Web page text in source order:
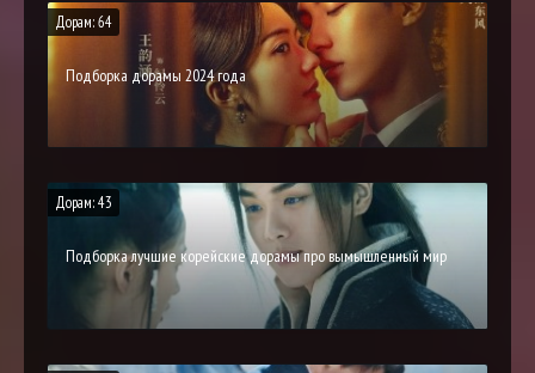
Дорам: 64
Подборка дорамы 2024 года
Дорам: 43
Подборка лучшие корейские дорамы про вымышленный мир